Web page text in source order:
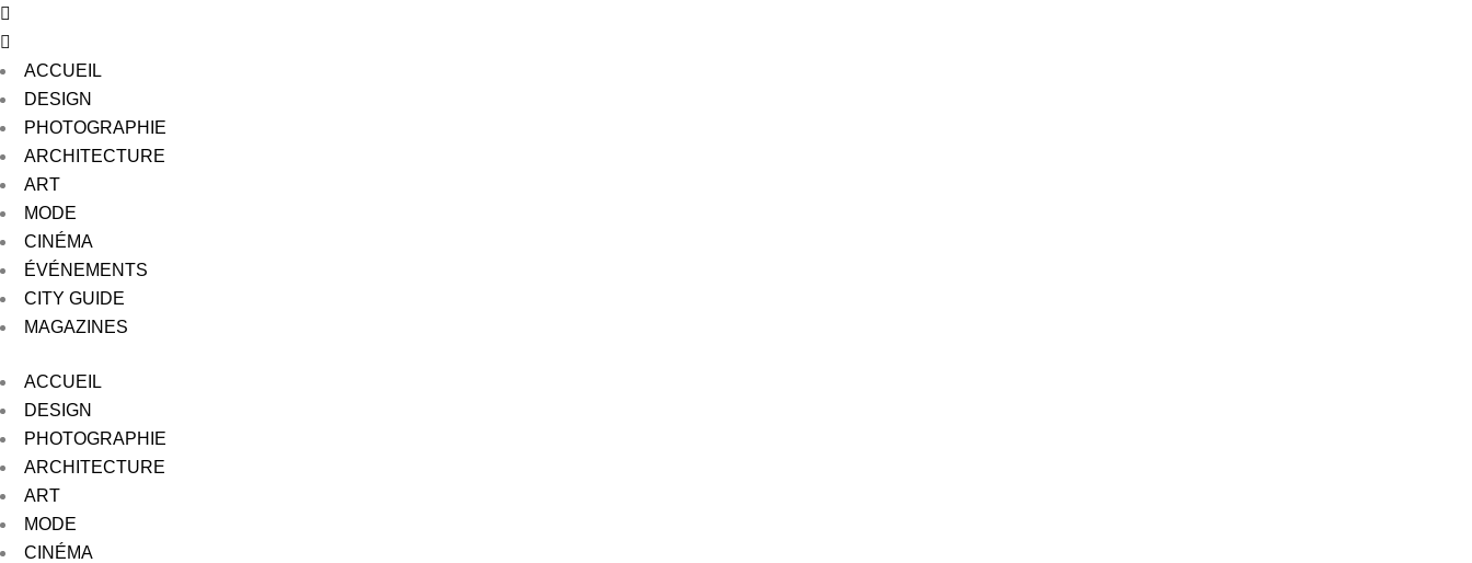
ACCUEIL
DESIGN
PHOTOGRAPHIE
ARCHITECTURE
ART
MODE
CINÉMA
ÉVÉNEMENTS
CITY GUIDE
MAGAZINES
ACCUEIL
DESIGN
PHOTOGRAPHIE
ARCHITECTURE
ART
MODE
CINÉMA